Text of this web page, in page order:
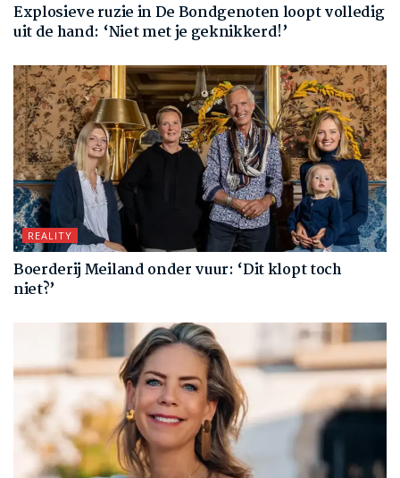
Explosieve ruzie in De Bondgenoten loopt volledig
uit de hand: ‘Niet met je geknikkerd!’
REALITY
Boerderij Meiland onder vuur: ‘Dit klopt toch
niet?’